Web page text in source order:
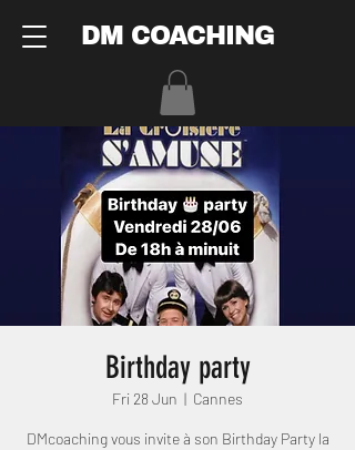
DM COACHING
Birthday party
Fri 28 Jun
  |
Cannes
DMcoaching vous invite à son Birthday Party la